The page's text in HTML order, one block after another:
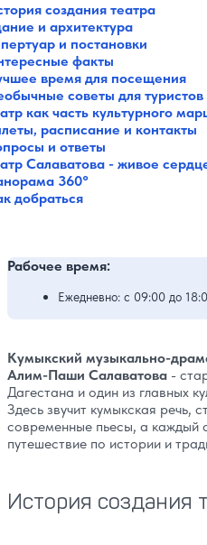
создания театра
и архитектура
и постановки
факты
время для посещения
советы для туристов
как часть культурного
расписание и контакты
и ответы
Салаватова - живое
360°
добраться
Рабочее время:
Ежедневно: с 09:00 до
Кумыкский музыкально-
Алим-Паши Салаватова -
Дагестана и один из главных
Здесь звучит кумыкская речь,
современные пьесы, а каждый
путешествие по истории и
История создания